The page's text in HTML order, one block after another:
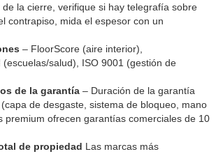
la cierre, verifique si hay telegrafía sobre
contrapiso, mida el espesor con un
– FloorScore (aire interior),
(escuelas/salud), ISO 9001 (gestión de
de la garantía – Duración de la garantía
de desgaste, sistema de bloqueo, mano
premium ofrecen garantías comerciales de 10
de propiedad Las marcas más